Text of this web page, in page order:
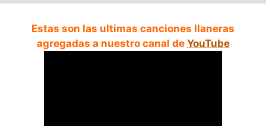
Estas son las ultimas canciones llaneras
agregadas a nuestro canal de YouTube